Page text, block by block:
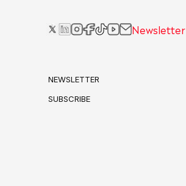
Newsletter
NEWSLETTER
SUBSCRIBE